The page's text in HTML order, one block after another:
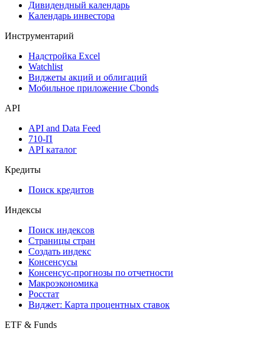
Дивидендный календарь
Календарь инвестора
Инструментарий
Надстройка Excel
Watchlist
Виджеты акций и облигаций
Мобильное приложение Cbonds
API
API and Data Feed
710-П
API каталог
Кредиты
Поиск кредитов
Индексы
Поиск индексов
Страницы стран
Создать индекс
Консенсусы
Консенсус-прогнозы по отчетности
Макроэкономика
Росстат
Виджет: Карта процентных ставок
ETF & Funds